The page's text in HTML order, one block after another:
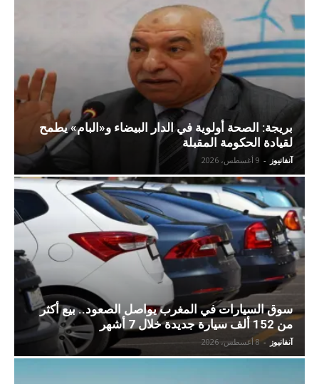
بريجة: الصحة أولوية في الدار البيضاء و«البام» يطمح
لقيادة الحكومة المقبلة
آنفانيوز - 9 أغسطس، 2026
سوق السيارات في المغرب يواصل الصعود.. بيع أكثر
من 152 ألف سيارة جديدة خلال 7 أشهر
آنفانيوز - 8 أغسطس، 2026